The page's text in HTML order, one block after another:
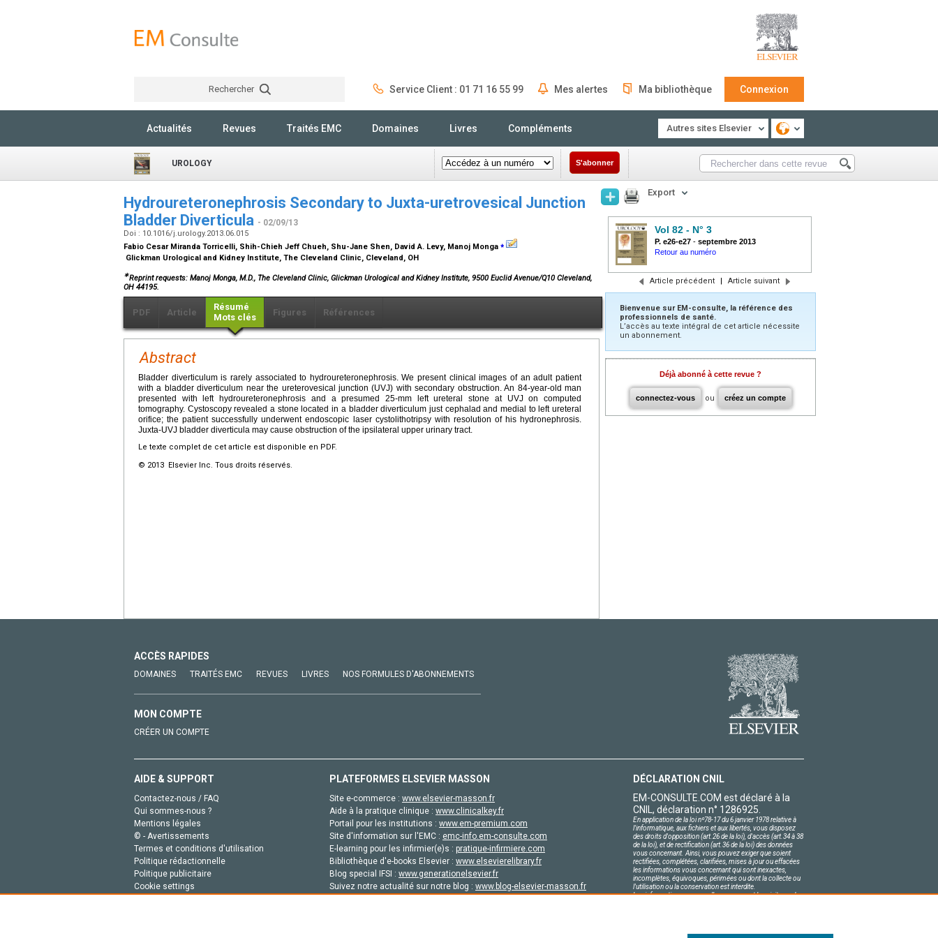
Rechercher Service Client : 01 71 16 55 99 Mes alertes Ma bibliothèque Connexion
Actualités Revues Traités EMC Domaines Livres Compléments Autres sites Elsevier
UROLOGY S'abonner
Hydroureteronephrosis Secondary to Juxta-uretrovesical Junction
Bladder Diverticula - 02/09/13
Doi : 10.1016/j.urology.2013.06.015
Fabio Cesar Miranda Torricelli, Shih-Chieh Jeff Chueh, Shu-Jane Shen, David A. Levy, Manoj Monga ⁎
Glickman Urological and Kidney Institute, The Cleveland Clinic, Cleveland, OH
∗Reprint requests: Manoj Monga, M.D., The Cleveland Clinic, Glickman Urological and Kidney Institute, 9500 Euclid Avenue/Q10 Cleveland,
OH 44195.
PDF Article
Résumé
Mots clés
Figures Références
Abstract
Bladder diverticulum is rarely associated to hydroureteronephrosis. We present clinical images of an adult patient
with a bladder diverticulum near the ureterovesical junction (UVJ) with secondary obstruction. An 84-year-old man
presented with left hydroureteronephrosis and a presumed 25-mm left ureteral stone at UVJ on computed
tomography. Cystoscopy revealed a stone located in a bladder diverticulum just cephalad and medial to left ureteral
orifice; the patient successfully underwent endoscopic laser cystolithotripsy with resolution of his hydronephrosis.
Juxta-UVJ bladder diverticula may cause obstruction of the ipsilateral upper urinary tract.
Le texte complet de cet article est disponible en PDF.
© 2013 Elsevier Inc. Tous droits réservés.
Export
Vol 82 - N° 3
P. e26-e27 - septembre 2013
Retour au numéro
Article précédent | Article suivant
Bienvenue sur EM-consulte, la référence des
professionnels de santé.
L’accès au texte intégral de cet article nécessite
un abonnement.
Déjà abonné à cette revue ?
connectez-vous ou créez un compte
ACCÈS RAPIDES
DOMAINES TRAITÉS EMC REVUES LIVRES NOS FORMULES D'ABONNEMENTS
MON COMPTE
CRÉER UN COMPTE
AIDE & SUPPORT
Contactez-nous / FAQ
Qui sommes-nous ?
Mentions légales
© - Avertissements
Termes et conditions d'utilisation
Politique rédactionnelle
Politique publicitaire
Cookie settings
PLATEFORMES ELSEVIER MASSON
Site e-commerce : www.elsevier-masson.fr
Aide à la pratique clinique : www.clinicalkey.fr
Portail pour les institutions : www.em-premium.com
Site d'information sur l'EMC : emc-info.em-consulte.com
E-learning pour les infirmier(e)s : pratique-infirmiere.com
Bibliothèque d'e-books Elsevier : www.elsevierelibrary.fr
Blog special IFSI : www.generationelsevier.fr
Suivez notre actualité sur notre blog : www.blog-elsevier-masson.fr
DÉCLARATION CNIL
EM-CONSULTE.COM est déclaré à la
CNIL, déclaration n° 1286925.
En application de la loi nº78-17 du 6 janvier 1978 relative à
l'informatique, aux fichiers et aux libertés, vous disposez
des droits d'opposition (art.26 de la loi), d'accès (art.34 à 38
de la loi), et de rectification (art.36 de la loi) des données
vous concernant. Ainsi, vous pouvez exiger que soient
rectifiées, complétées, clarifiées, mises à jour ou effacées
les informations vous concernant qui sont inexactes,
incomplètes, équivoques, périmées ou dont la collecte ou
l'utilisation ou la conservation est interdite.
Les informations personnelles concernant les visiteurs de